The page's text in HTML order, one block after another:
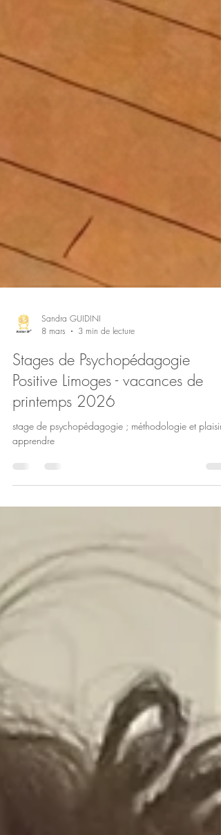
Sandra GUIDINI
8 mars
3 min de lecture
Stages de Psychopédagogie
Positive Limoges - vacances de
printemps 2026
stage de psychopédagogie ; méthodologie et plaisir